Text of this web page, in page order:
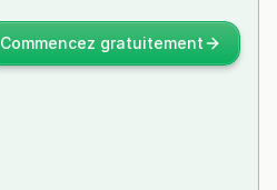
Commencez gratuitement